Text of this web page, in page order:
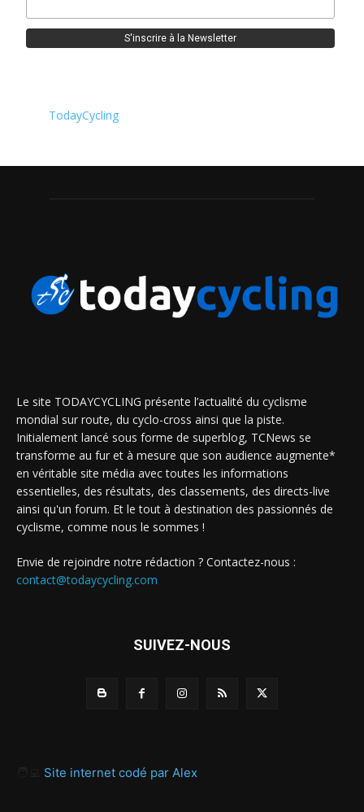
TodayCycling
Le site TODAYCYCLING présente l’actualité du cyclisme
mondial sur route, du cyclo-cross ainsi que la piste.
Initialement lancé sous forme de superblog, TCNews se
transforme au fur et à mesure que son audience augmente*
en véritable site média avec toutes les informations
essentielles, des résultats, des classements, des directs-live
ainsi qu'un forum. Et le tout à destination des passionnés de
cyclisme, comme nous le sommes !
Envie de rejoindre notre rédaction ? Contactez-nous :
contact@todaycycling.com
SUIVEZ-NOUS
Site internet codé par Alex